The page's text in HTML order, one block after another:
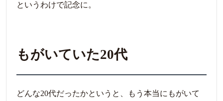
というわけで記念に。
もがいていた20代
どんな20代だったかというと、もう本当にもがいて